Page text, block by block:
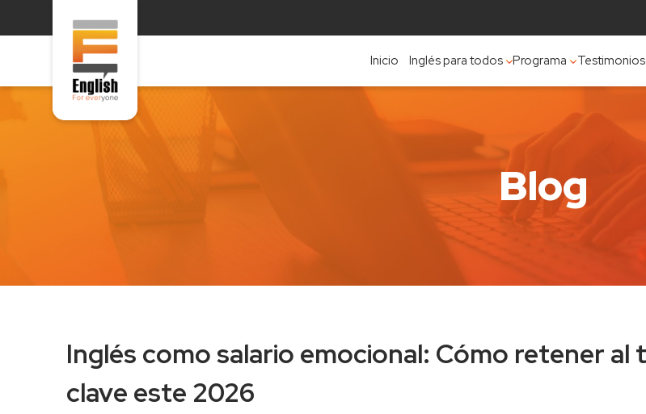
Inicio Inglés para todos Programa Testimonios
Blog
Inglés como salario emocional: Cómo retener al talento
clave este 2026